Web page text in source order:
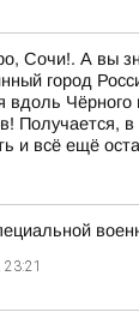
Сочи!. А вы
город
вдоль
Получается,
и всё ещё
23:21